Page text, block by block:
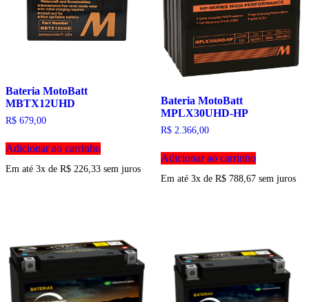
Bateria MotoBatt
MBTX12UHD
R$ 679,00
Adicionar ao carrinho
Em até 3x de R$ 226,33 sem juros
Bateria MotoBatt
MPLX30UHD-HP
R$2.366,00
Adicionar ao carrinho
Em até 3x de R$788,67 sem juros